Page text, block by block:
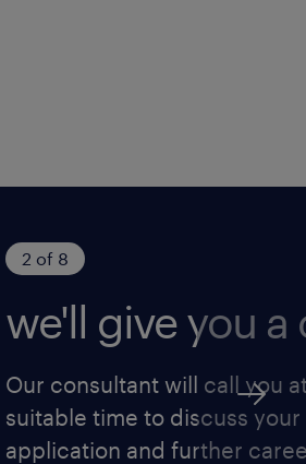
2 of 8
we'll give you a
Our consultant will call you
suitable time to discuss your
application and further